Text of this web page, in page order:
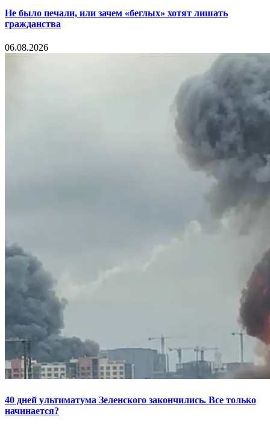
Не было печали, или зачем «беглых» хотят лишать
гражданства
06.08.2026
40 дней ультиматума Зеленского закончились. Все только
начинается?